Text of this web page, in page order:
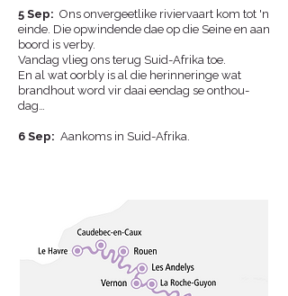
5 Sep: Ons onvergeetlike riviervaart kom tot 'n
einde. Die opwindende dae op die Seine en aan
boord is verby.
Vandag vlieg ons terug Suid-Afrika toe.
En al wat oorbly is al die herinneringe wat
brandhout word vir daai eendag se onthou-
dag…
6 Sep: Aankoms in Suid-Afrika.